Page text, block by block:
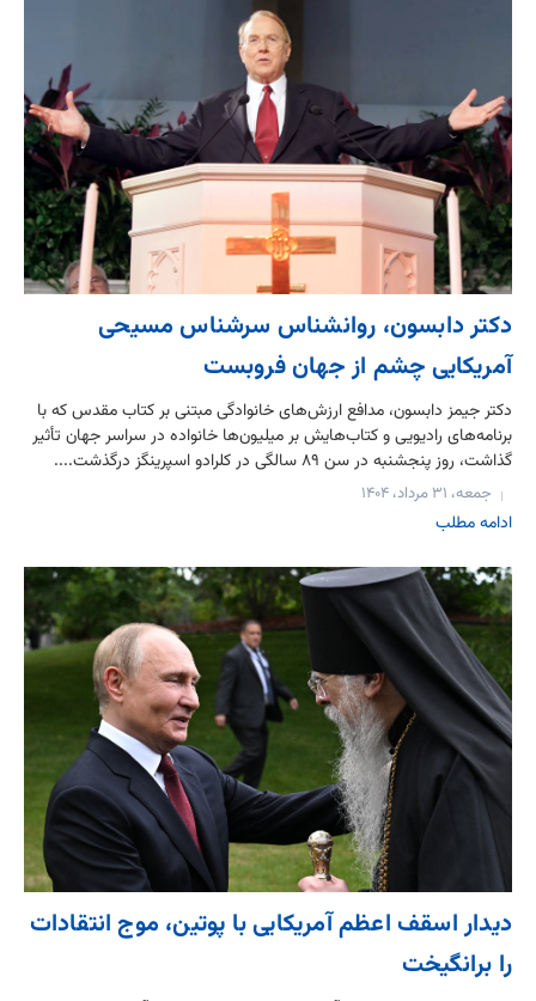
دکتر دابسون، روانشناس سرشناس مسیحی
آمریکایی چشم از جهان فروبست
دکتر جیمز دابسون، مدافع ارزش‌های خانوادگی مبتنی بر کتاب مقدس که با
برنامه‌های رادیویی و کتاب‌هایش بر میلیون‌ها خانواده در سراسر جهان تأثیر
گذاشت، روز پنجشنبه در سن ۸۹ سالگی در کلرادو اسپرینگز درگذشت....
جمعه، ۳۱ مرداد، ۱۴۰۴
ادامه مطلب
دیدار اسقف اعظم آمریکایی با پوتین، موج انتقادات
را برانگیخت